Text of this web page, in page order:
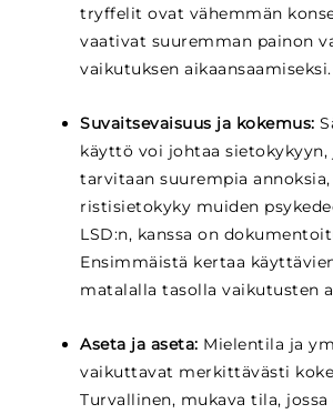
tryffelit ovat vähemmän
vaativat suuremman painon
vaikutuksen aikaansaamiseksi.
Suvaitsevaisuus ja kokemus:
käyttö voi johtaa
tarvitaan suurempia annoksia,
ristisietokyky muiden
LSD:n, kanssa on
Ensimmäistä kertaa
matalalla tasolla vaikutusten
Aseta ja aseta: Mielentila ja
vaikuttavat merkittävästi
Turvallinen, mukava tila,